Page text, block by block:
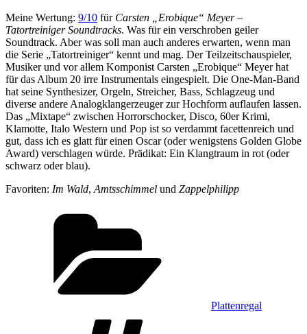
Meine Wertung: 9/10 für Carsten „Erobique“ Meyer –
Tatortreiniger Soundtracks. Was für ein verschroben geiler
Soundtrack. Aber was soll man auch anderes erwarten, wenn man
die Serie „Tatortreiniger“ kennt und mag. Der Teilzeitschauspieler,
Musiker und vor allem Komponist Carsten „Erobique“ Meyer hat
für das Album 20 irre Instrumentals eingespielt. Die One-Man-Band
hat seine Synthesizer, Orgeln, Streicher, Bass, Schlagzeug und
diverse andere Analogklangerzeuger zur Hochform auflaufen lassen.
Das „Mixtape“ zwischen Horrorschocker, Disco, 60er Krimi,
Klamotte, Italo Western und Pop ist so verdammt facettenreich und
gut, dass ich es glatt für einen Oscar (oder wenigstens Golden Globe
Award) verschlagen würde. Prädikat: Ein Klangtraum in rot (oder
schwarz oder blau).
Favoriten: Im Wald, Amtsschimmel und Zappelphilipp
Plattenregal